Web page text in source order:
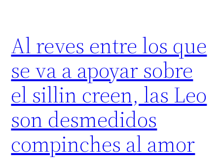
Al reves entre los que
se va a apoyar sobre
el silli­n creen, las Leo
son desmedidos
compinches al amor